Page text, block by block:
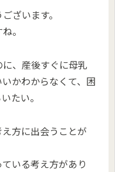
ざいます。
。
、産後すぐに母乳
かわからなくて、困
たい。
方に出会うことが
いる考え方があり